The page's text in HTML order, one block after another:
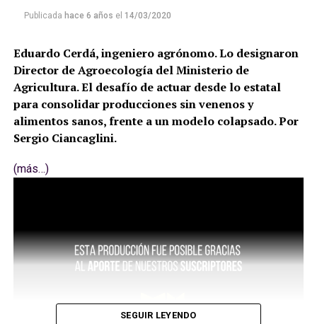
Publicada hace 6 años el 14/03/2020
Eduardo Cerdá, ingeniero agrónomo. Lo designaron
Director de Agroecología del Ministerio de
Agricultura. El desafío de actuar desde lo estatal
para consolidar producciones sin venenos y
alimentos sanos, frente a un modelo colapsado. Por
Sergio Ciancaglini.
(más…)
SEGUIR LEYENDO